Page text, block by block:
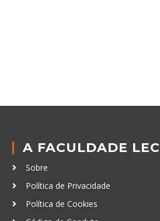
A FACULDADE LEC
Sobre
Política de Privacidade
Política de Cookies